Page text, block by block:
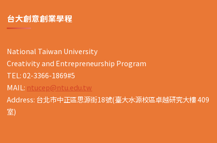
台大創意創業學程
National Taiwan University
Creativity and Entrepreneurship Program
TEL: 02-3366-1869#5
MAIL: ntucep@ntu.edu.tw
Address: 台北市中正區思源街18號(臺大水源校區卓越研究大樓 409
室)